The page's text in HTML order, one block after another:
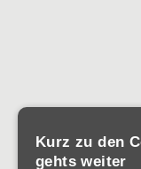
Kurz zu den
gehts weiter